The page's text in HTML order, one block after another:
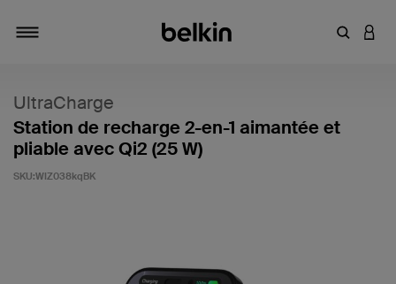
Saisir
UltraCharge
Station de recharge 2-en-1 aimantée et
pliable avec Qi2 (25 W)
SKU:WIZ038kqBK